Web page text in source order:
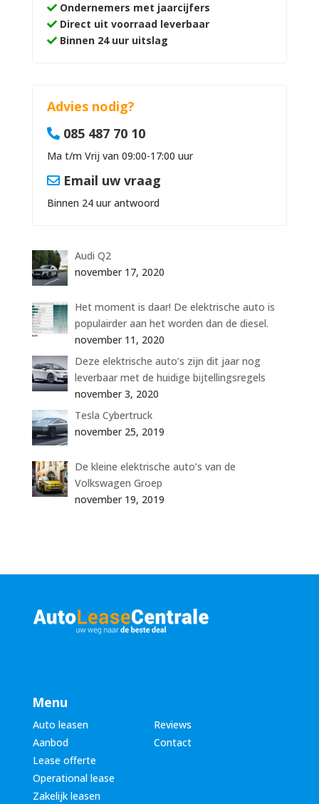
Ondernemers met jaarcijfers
Direct uit voorraad leverbaar
Binnen 24 uur uitslag
Advies nodig?
085 487 70 10
Ma t/m Vrij van 09:00-17:00 uur
Email uw vraag
Binnen 24 uur antwoord
Audi Q2
november 17, 2020
Het moment is daar! De elektrische auto is
populairder aan het worden dan de diesel.
november 11, 2020
Deze elektrische auto’s zijn dit jaar nog
leverbaar met de huidige bijtellingsregels
november 3, 2020
Tesla Cybertruck
november 25, 2019
De kleine elektrische auto’s van de
Volkswagen Groep
november 19, 2019
Menu
Auto leasen
Reviews
Aanbod
Contact
Lease offerte
Operational lease
Zakelijk leasen